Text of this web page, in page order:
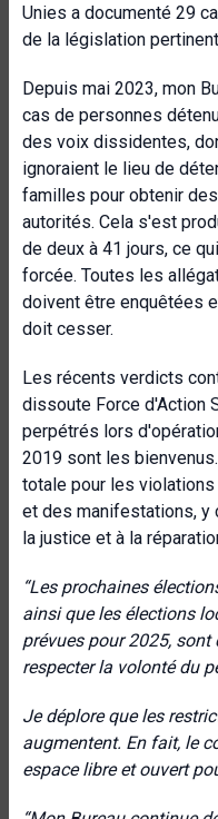
Unies a documenté 29
de la législation
Depuis mai 2023, mon
cas de personnes
des voix dissidentes,
ignoraient le lieu de
familles pour obtenir
autorités. Cela s'est
de deux à 41 jours, ce
forcée. Toutes les
doivent être enquêtées
doit cesser.
Les récents verdicts
dissoute Force d'Action
perpétrés lors
2019 sont les
totale pour les
et des manifestations, y
la justice et à la
“Les prochaines
ainsi que les élections
prévues pour 2025,
respecter la volonté du
Je déplore que les
augmentent. En fait, le
espace libre et ouvert